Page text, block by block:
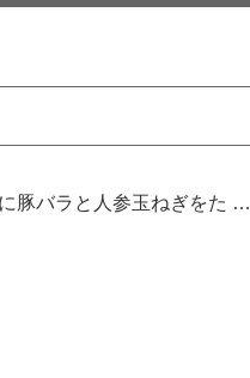
豚バラと人参玉ねぎをた …